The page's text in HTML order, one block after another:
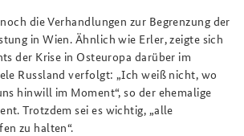
die Verhandlungen zur Begrenzung der
in Wien. Ähnlich wie Erler, zeigte sich
der Krise in Osteuropa darüber im
Russland verfolgt: „Ich weiß nicht, wo
hinwill im Moment“, so der ehemalige
Trotzdem sei es wichtig, „alle
zu halten“.